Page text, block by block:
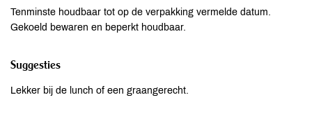
Tenminste houdbaar tot op de verpakking vermelde datum.
Gekoeld bewaren en beperkt houdbaar.
Suggesties
Lekker bij de lunch of een graangerecht.